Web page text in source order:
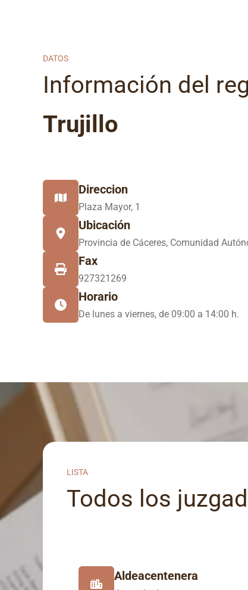
DATOS
Información del
Trujillo
Direccion
Plaza Mayor, 1
Ubicación
Provincia de Cáceres, Comunidad
Fax
927321269
Horario
De lunes a viernes, de 09:00 a 14:00 h.
LISTA
Todos los
Aldeacentenera